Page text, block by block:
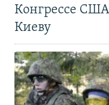
Конгрессе
Киеву